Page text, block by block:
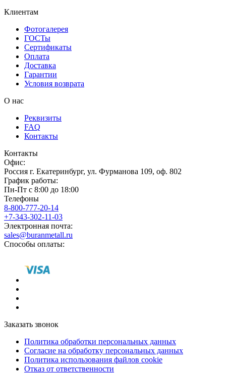
Клиентам
Фотогалерея
ГОСТы
Сертификаты
Оплата
Доставка
Гарантии
Условия возврата
О нас
Реквизиты
FAQ
Контакты
Контакты
Офис:
Россия г. Екатеринбург, ул. Фурманова 109, оф. 802
График работы:
Пн-Пт с 8:00 до 18:00
Телефоны
8-800-777-20-14
+7-343-302-11-03
Электронная почта:
sales@buranmetall.ru
Способы оплаты:
Заказать звонок
Политика обработки персональных данных
Согласие на обработку персональных данных
Политика использования файлов cookie
Отказ от ответственности